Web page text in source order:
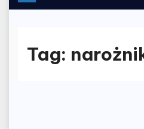
Tag: